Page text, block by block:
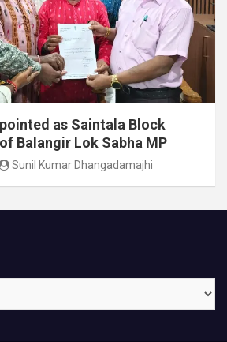
as Saintala Block
Balangir Lok Sabha MP
Sunil Kumar Dhangadamajhi